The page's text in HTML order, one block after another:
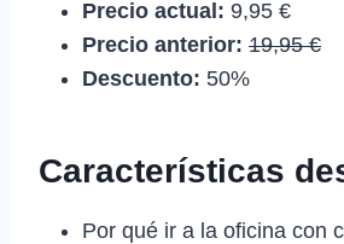
Precio actual: 9,95 €
Precio anterior: 19,95 €
Descuento: 50%
Características
Por qué ir a la oficina con